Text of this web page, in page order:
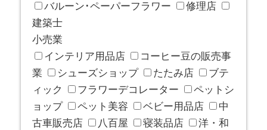
バルーン･ペーパーフラワー
修理店
建築士
小売業
インテリア用品店
コーヒー豆の販売事
業
シューズショップ たたみ店
ブテ
ィック
フラワーデコレーター
ペットシ
ョップ
ペット美容 ベビー用品店
中
古車販売店
八百屋 寝装品店
洋・和